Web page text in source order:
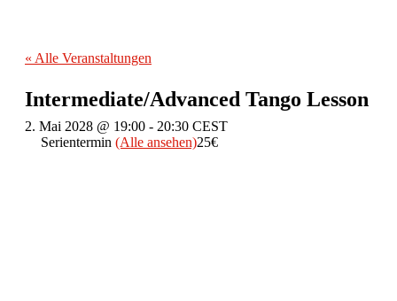
« Alle Veranstaltungen
Intermediate/Advanced Tango Lesson
2. Mai 2028 @ 19:00 - 20:30 CEST
Serientermin (Alle ansehen)25€